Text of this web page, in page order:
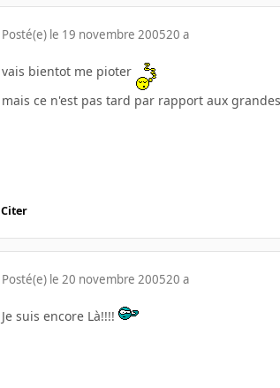
Posté(e) le 19 novembre 200520 a
vais bientot me pioter
mais ce n'est pas tard par rapport aux
Citer
Posté(e) le 20 novembre 200520 a
Je suis encore Là!!!!